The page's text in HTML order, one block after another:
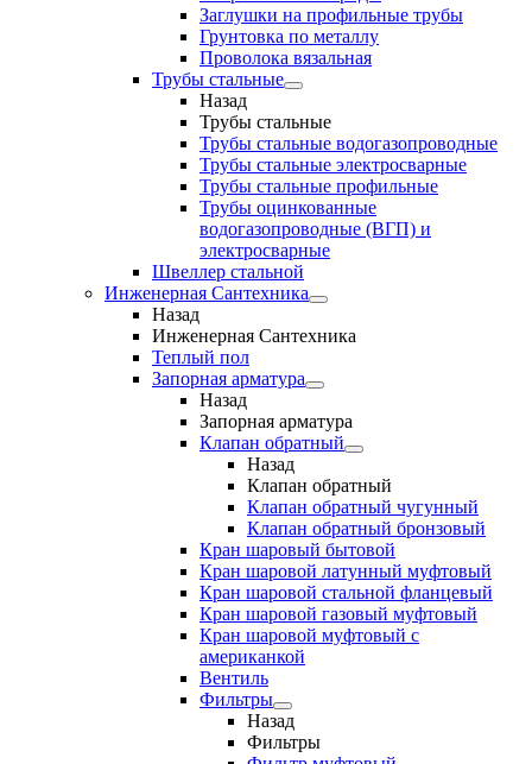
Заглушки на профильные трубы
Грунтовка по металлу
Проволока вязальная
Трубы стальные
Назад
Трубы стальные
Трубы стальные водогазопроводные
Трубы стальные электросварные
Трубы стальные профильные
Трубы оцинкованные
водогазопроводные (ВГП) и
электросварные
Швеллер стальной
Инженерная Сантехника
Назад
Инженерная Сантехника
Теплый пол
Запорная арматура
Назад
Запорная арматура
Клапан обратный
Назад
Клапан обратный
Клапан обратный чугунный
Клапан обратный бронзовый
Кран шаровый бытовой
Кран шаровой латунный муфтовый
Кран шаровой стальной фланцевый
Кран шаровой газовый муфтовый
Кран шаровой муфтовый с
американкой
Вентиль
Фильтры
Назад
Фильтры